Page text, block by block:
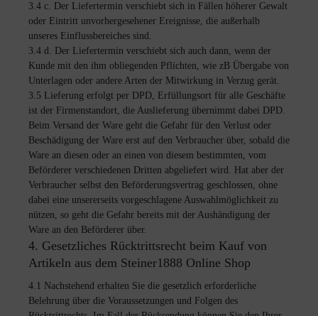
3.4 c. Der Liefertermin verschiebt sich in Fällen höherer Gewalt
oder Eintritt unvorhergesehener Ereignisse, die außerhalb
unseres Einflussbereiches sind.
3.4 d. Der Liefertermin verschiebt sich auch dann, wenn der
Kunde mit den ihm obliegenden Pflichten, wie zB Übergabe von
Unterlagen oder andere Arten der Mitwirkung in Verzug gerät.
3.5 Lieferung erfolgt per DPD, Erfüllungsort für alle Geschäfte
ist der Firmenstandort, die Auslieferung übernimmt dabei DPD.
Beim Versand der Ware geht die Gefahr für den Verlust oder
Beschädigung der Ware erst auf den Verbraucher über, sobald die
Ware an diesen oder an einen von diesem bestimmten, vom
Beförderer verschiedenen Dritten abgeliefert wird. Hat aber der
Verbraucher selbst den Beförderungsvertrag geschlossen, ohne
dabei eine unsererseits vorgeschlagene Auswahlmöglichkeit zu
nützen, so geht die Gefahr bereits mit der Aushändigung der
Ware an den Beförderer über.
4. Gesetzliches Rücktrittsrecht beim Kauf von
Artikeln aus dem Steiner1888 Online Shop
4.1 Nachstehend erhalten Sie die gesetzlich erforderliche
Belehrung über die Voraussetzungen und Folgen des